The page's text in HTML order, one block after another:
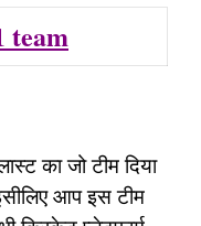
team
का जो टीम दिया
आप इस टीम